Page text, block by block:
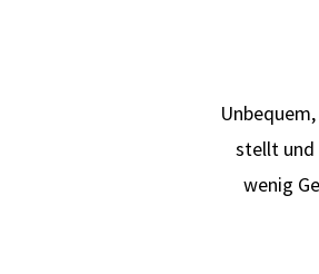
stellt und
wenig